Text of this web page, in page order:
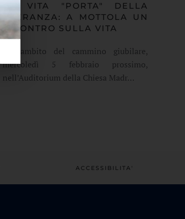
LA VITA "PORTA" DELLA
SPERANZA: A MOTTOLA UN
INCONTRO SULLA VITA
Nell’ambito del cammino giubilare,
mercoledì 5 febbraio prossimo,
nell’Auditorium della Chiesa Madr…
ACCESSIBILITA'